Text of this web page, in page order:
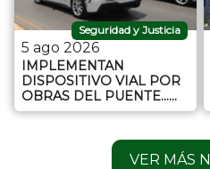
Seguridad y Justicia
5 ago 2026
IMPLEMENTAN
DISPOSITIVO VIAL POR
OBRAS DEL PUENTE…...
VER MÁS